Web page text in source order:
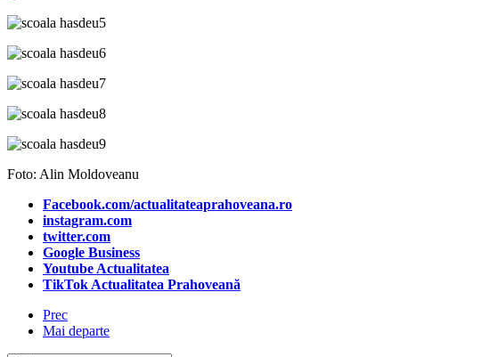
Foto: Alin Moldoveanu
Facebook.com/actualitateaprahoveana.ro
instagram.com
twitter.com
Google Business
Youtube Actualitatea
TikTok Actualitatea Prahoveană
Prec
Mai departe